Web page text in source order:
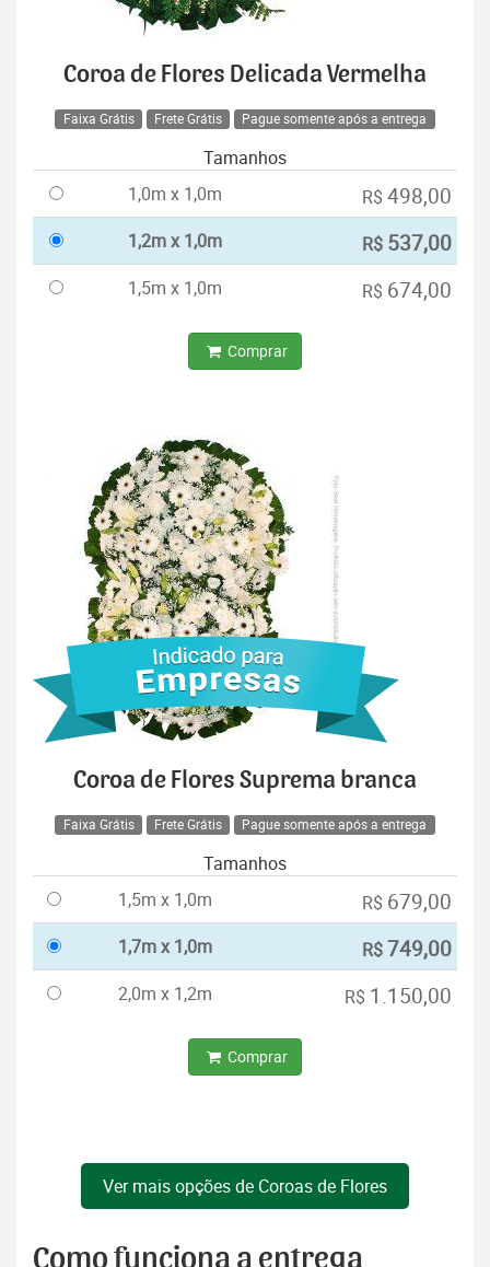
Coroa de Flores Delicada Vermelha
Faixa Grátis Frete Grátis Pague somente após a entrega
Tamanhos
1,0m x 1,0m
R$ 498,00
1,2m x 1,0m R$ 537,00
1,5m x 1,0m R$ 674,00
Comprar
Coroa de Flores Suprema branca
Faixa Grátis Frete Grátis Pague somente após a entrega
Tamanhos
1,5m x 1,0m
R$ 679,00
1,7m x 1,0m R$749,00
2,0m x 1,2m R$ 1.150,00
Comprar
Ver mais opções de Coroas de Flores
Como funciona a entrega